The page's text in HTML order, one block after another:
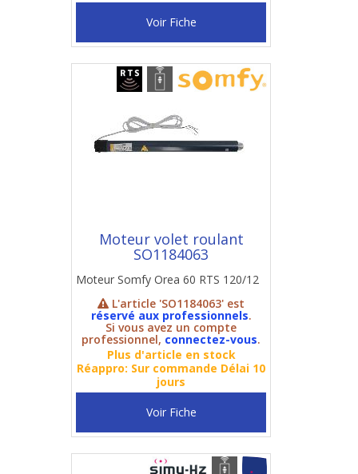
Voir Fiche
Moteur volet roulant
SO1184063
Moteur Somfy Orea 60 RTS 120/12
L'article 'SO1184063' est
réservé aux professionnels.
Si vous avez un compte
professionnel, connectez-vous.
Plus d'article en stock
Réappro: Sur commande Délai 10
jours
Voir Fiche